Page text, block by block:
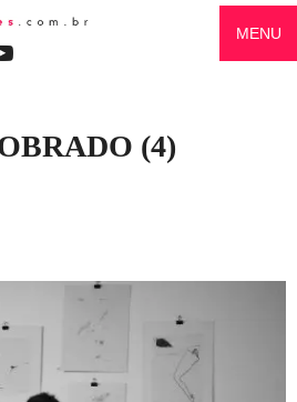
MENU
(4)